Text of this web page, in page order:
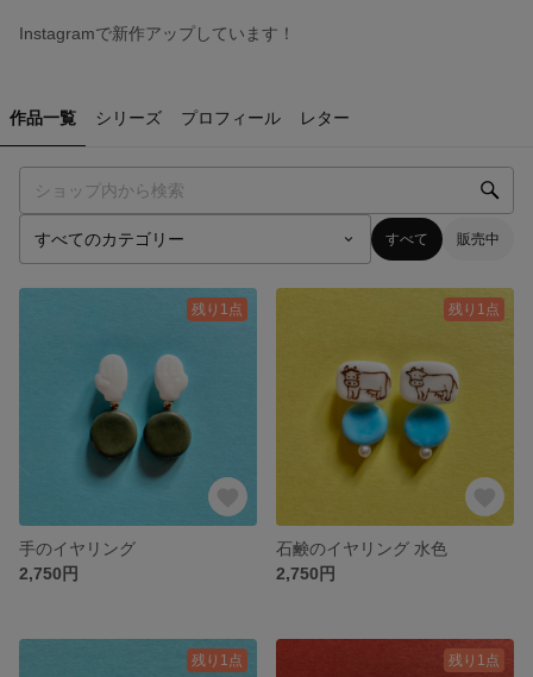
Instagramで新作アップしています！
作品一覧 シリーズ プロフィール レター
すべて 販売中
残り1点
手のイヤリング
2,750円
残り1点
石鹸のイヤリング 水色
2,750円
残り1点 残り1点